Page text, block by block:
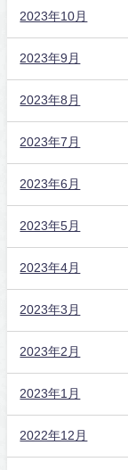
2023年10月
2023年9月
2023年8月
2023年7月
2023年6月
2023年5月
2023年4月
2023年3月
2023年2月
2023年1月
2022年12月